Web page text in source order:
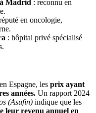
Madrid : reconnu en
en oncologie,
: hôpital privé spécialisé
Espagne, les prix ayant
années. Un rapport 2024
(Asufin) indique que les
leur revenu annuel en